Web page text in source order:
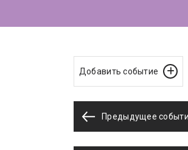
Добавить событие
Предыдущее